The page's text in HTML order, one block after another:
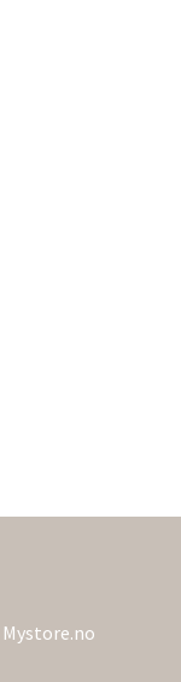
Mystore.no